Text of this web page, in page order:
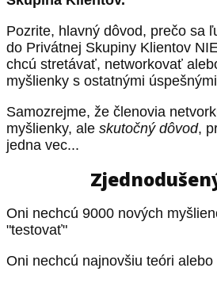
Pozrite, hlavný dôvod, prečo sa
do Privátnej Skupiny Klientov
chcú stretávať, networkovať
myšlienky s ostatnými
Samozrejme, že členovia
myšlienky, ale skutočný dôvod,
jedna vec...
Oni nechcú 9000 nových
"testovať"
Oni nechcú najnovšiu teóri alebo